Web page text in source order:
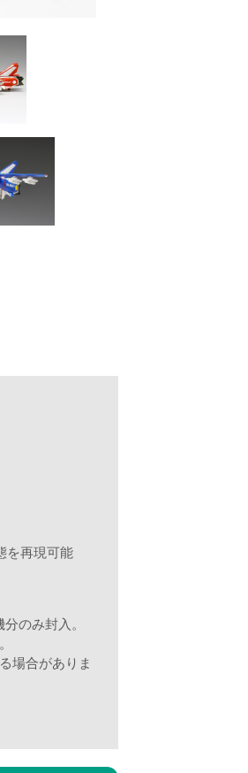
を再現可能
のみ封入。
場合がありま